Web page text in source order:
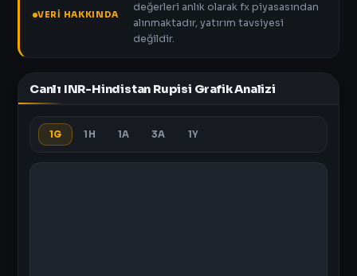
VERI HAKKINDA
değerleri anlık olarak fx piyasasından
alınmaktadır, yatırım tavsiyesi
değildir.
Canlı INR-Hindistan Rupisi Grafik Analizi
1G 1H 1A 3A 1Y